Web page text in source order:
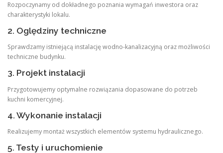
Rozpoczynamy od dokładnego poznania wymagań inwestora oraz
charakterystyki lokalu.
2. Oględziny techniczne
Sprawdzamy istniejącą instalację wodno-kanalizacyjną oraz możliwości
techniczne budynku.
3. Projekt instalacji
Przygotowujemy optymalne rozwiązania dopasowane do potrzeb
kuchni komercyjnej.
4. Wykonanie instalacji
Realizujemy montaż wszystkich elementów systemu hydraulicznego.
5. Testy i uruchomienie